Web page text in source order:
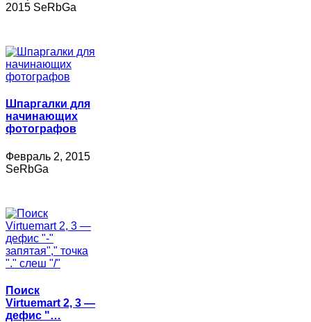
2015 SeRbGa
Шпаргалки для
начинающих
фотографов
Февраль 2, 2015
SeRbGa
Поиск
Virtuemart 2, 3 —
дефис "…